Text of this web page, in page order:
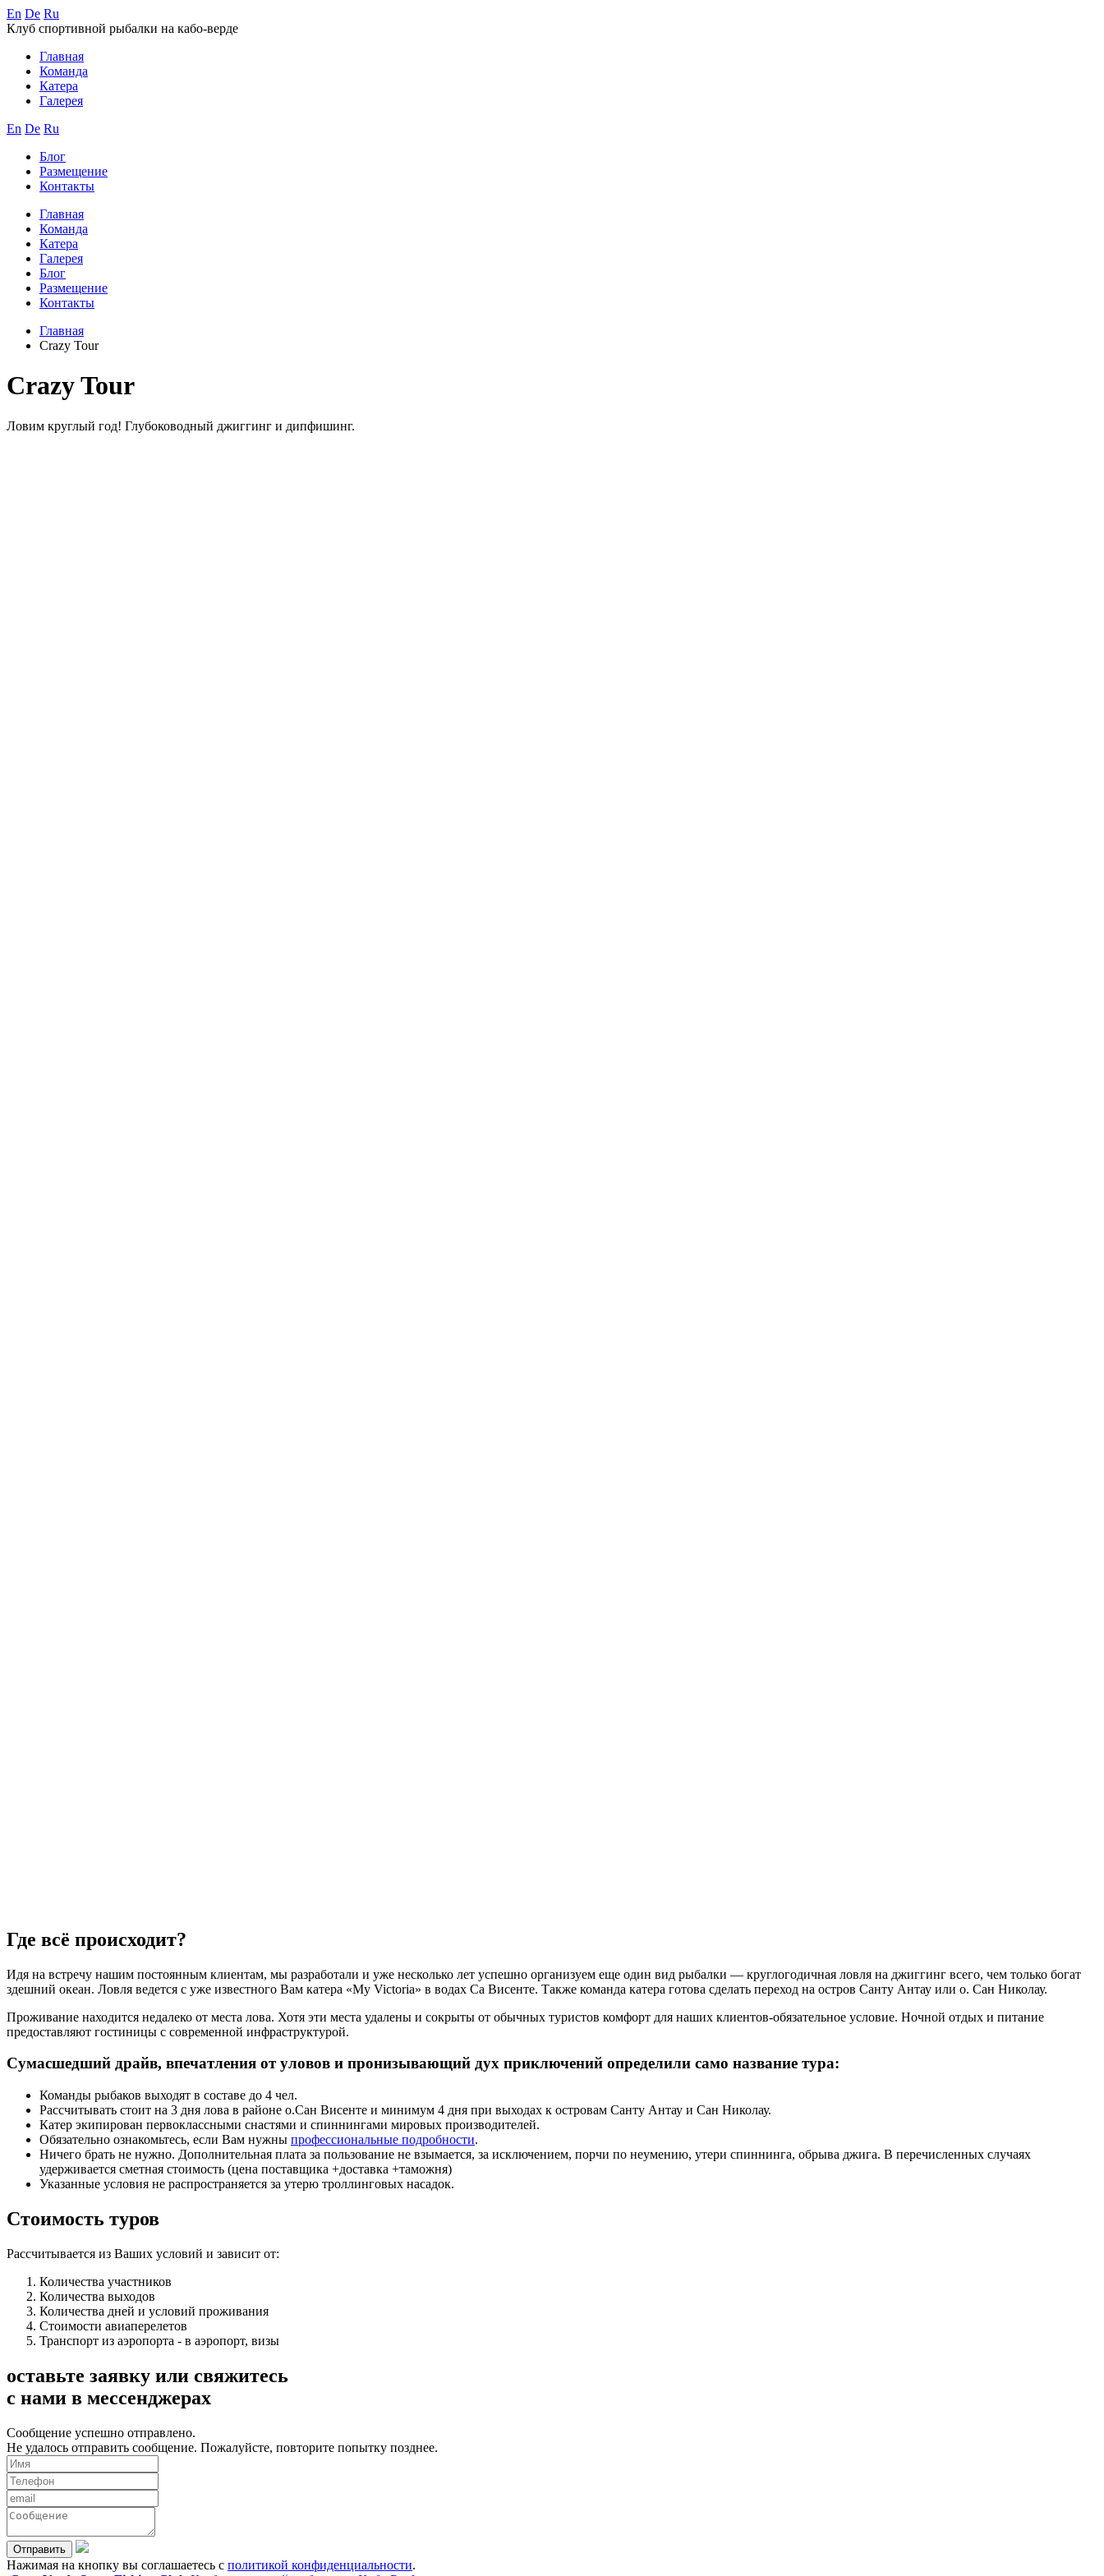
En De Ru
Клуб спортивной рыбалки на кабо-верде
Главная
Команда
Катера
Галерея
En De Ru
Блог
Размещение
Контакты
Главная
Команда
Катера
Галерея
Блог
Размещение
Контакты
Главная
Crazy Tour
Crazy Tour
Ловим круглый год! Глубоководный джиггинг и дипфишинг.
Где всё происходит?
Идя на встречу нашим постоянным клиентам, мы разработали и уже несколько лет успешно организуем еще один вид рыбалки — круглогодичная ловля на джиггинг всего, чем только богат
здешний океан. Ловля ведется с уже известного Вам катера «My Victoria» в водах Са Висенте. Также команда катера готова сделать переход на остров Санту Антау или о. Сан Николау.
Проживание находится недалеко от места лова. Хотя эти места удалены и сокрыты от обычных туристов комфорт для наших клиентов-обязательное условие. Ночной отдых и питание
предоставляют гостиницы с современной инфраструктурой.
Сумасшедший драйв, впечатления от уловов и пронизывающий дух приключений определили само название тура:
Команды рыбаков выходят в составе до 4 чел.
Рассчитывать стоит на 3 дня лова в районе о.Сан Висенте и минимум 4 дня при выходах к островам Санту Антау и Сан Николау.
Катер экипирован первоклассными снастями и спиннингами мировых производителей.
Обязательно ознакомьтесь, если Вам нужны профессиональные подробности.
Ничего брать не нужно. Дополнительная плата за пользование не взымается, за исключением, порчи по неумению, утери спиннинга, обрыва джига. В перечисленных случаях
удерживается сметная стоимость (цена поставщика +доставка +таможня)
Указанные условия не распространяется за утерю троллинговых насадок.
Стоимость туров
Рассчитывается из Ваших условий и зависит от:
Количества участников
Количества выходов
Количества дней и условий проживания
Стоимости авиаперелетов
Транспорт из аэропорта - в аэропорт, визы
оставьте заявку или свяжитесь
с нами в мессенджерах
Сообщение успешно отправлено.
Не удалось отправить сообщение. Пожалуйсте, повторите попытку позднее.
Отправить
Нажимая на кнопку вы соглашаетесь с политикой конфиденциальности.